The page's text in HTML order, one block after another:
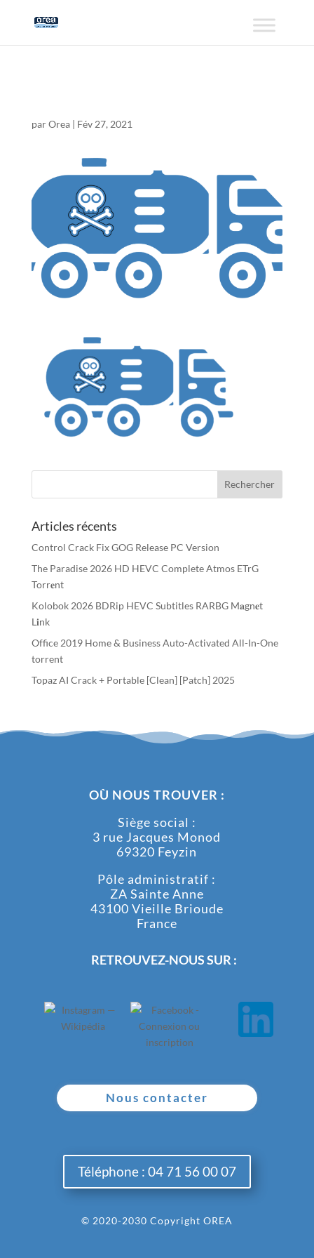
parOrea| Fév 27, 2021
Articles récents
Control Crack Fix GOG Release PC Version
The Paradise 2026 HD HEVC Complete Atmos ETrG
Torr𝐞nt
Kolobok 2026 BDRip HEVC Subtitles RARBG M𝐚gn𝐞t
L𝐢nk
Office 2019 Home & Business Auto-Activated All-In-One
torrent
Topaz AI Crack + Portable [Clean] [Patch] 2025
OÙ NOUS TROUVER :
Siège social :
3 rue Jacques Monod
69320 Feyzin
Pôle administratif :
ZA Sainte Anne
43100 Vieille Brioude
France
RETROUVEZ-NOUS SUR :
Nous contacter
Téléphone : 04 71 56 00 07
© 2020-2030 Copyright OREA